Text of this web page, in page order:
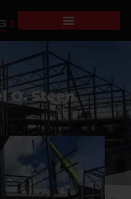
O. Steen